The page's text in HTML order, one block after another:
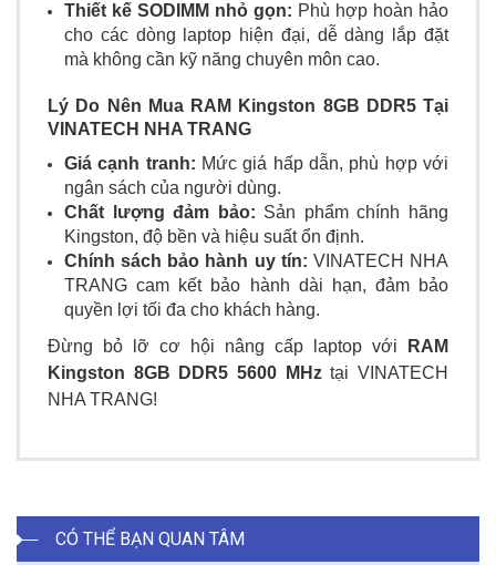
Thiết kế SODIMM nhỏ gọn: Phù hợp hoàn hảo
cho các dòng laptop hiện đại, dễ dàng lắp đặt
mà không cần kỹ năng chuyên môn cao.
Lý Do Nên Mua RAM Kingston 8GB DDR5 Tại
VINATECH NHA TRANG
Giá cạnh tranh: Mức giá hấp dẫn, phù hợp với
ngân sách của người dùng.
Chất lượng đảm bảo: Sản phẩm chính hãng
Kingston, độ bền và hiệu suất ổn định.
Chính sách bảo hành uy tín: VINATECH NHA
TRANG cam kết bảo hành dài hạn, đảm bảo
quyền lợi tối đa cho khách hàng.
Đừng bỏ lỡ cơ hội nâng cấp laptop với
RAM
Kingston 8GB DDR5 5600 MHztại VINATECH
NHA TRANG!
CÓ THỂ BẠN QUAN TÂM